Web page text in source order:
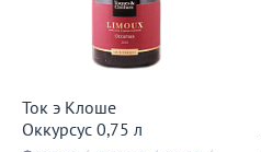
Ток э Клоше
Оккурсус 0,75 л